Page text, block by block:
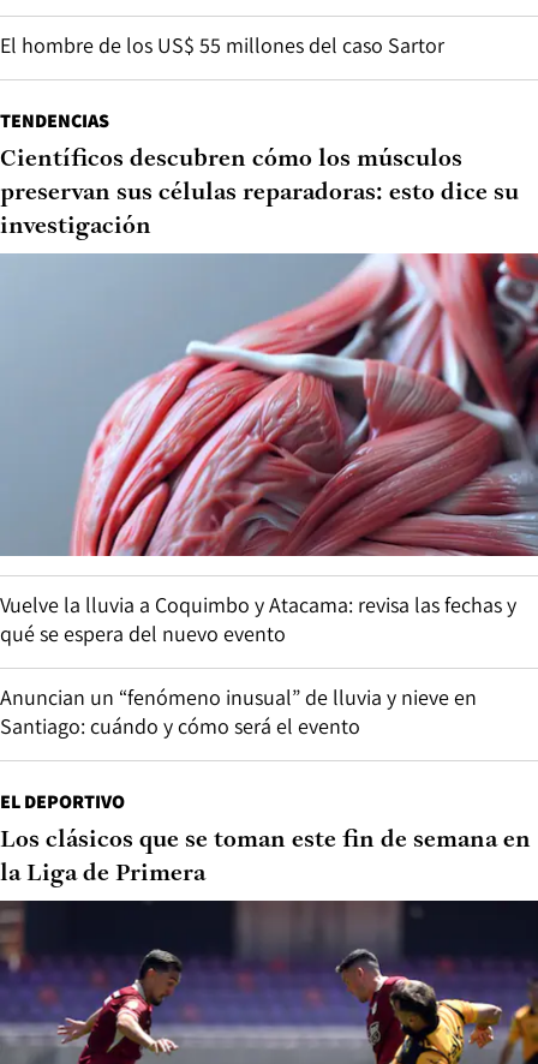
El hombre de los US$ 55 millones del caso Sartor
TENDENCIAS
Científicos descubren cómo los músculos
preservan sus células reparadoras: esto dice su
investigación
Vuelve la lluvia a Coquimbo y Atacama: revisa las fechas y
qué se espera del nuevo evento
Anuncian un “fenómeno inusual” de lluvia y nieve en
Santiago: cuándo y cómo será el evento
EL DEPORTIVO
Los clásicos que se toman este fin de semana en
la Liga de Primera